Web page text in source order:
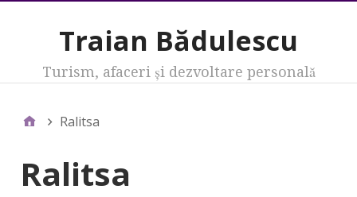
Traian Bădulescu
Turism, afaceri şi dezvoltare personală
Ralitsa
Ralitsa